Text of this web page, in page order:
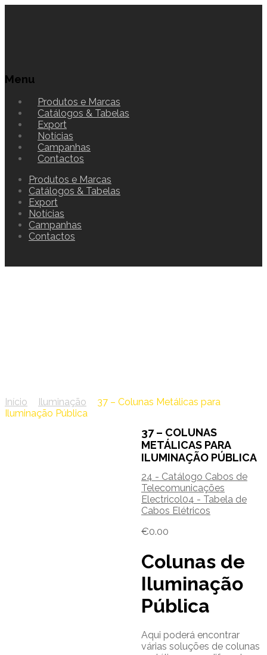
Menu
Produtos e Marcas
Catálogos & Tabelas
Export
Notícias
Campanhas
Contactos
Produtos e Marcas
Catálogos & Tabelas
Export
Notícias
Campanhas
Contactos
Início Iluminação
37 – Colunas Metálicas para
Iluminação Pública
37 – COLUNAS
METÁLICAS PARA
ILUMINAÇÃO PÚBLICA
24 - Catálogo Cabos de
Telecomunicações
Electricol04 - Tabela de
Cabos Elétricos
€0.00
Colunas de
Iluminação
Pública
Aqui poderá encontrar
várias soluções de colunas